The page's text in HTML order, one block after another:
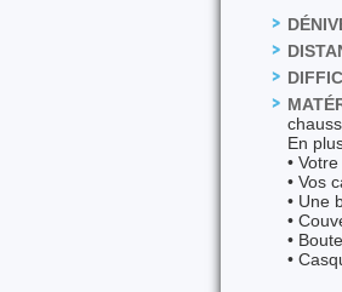
En
•
• Vos
• Une
•
•
•